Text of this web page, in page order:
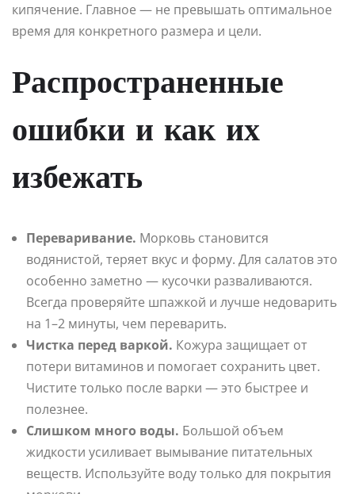
кипячение. Главное — не превышать оптимальное
время для конкретного размера и цели.
Распространенные
ошибки и как их
избежать
Переваривание. Морковь становится
водянистой, теряет вкус и форму. Для салатов это
особенно заметно — кусочки разваливаются.
Всегда проверяйте шпажкой и лучше недоварить
на 1–2 минуты, чем переварить.
Чистка перед варкой. Кожура защищает от
потери витаминов и помогает сохранить цвет.
Чистите только после варки — это быстрее и
полезнее.
Слишком много воды. Большой объем
жидкости усиливает вымывание питательных
веществ. Используйте воду только для покрытия